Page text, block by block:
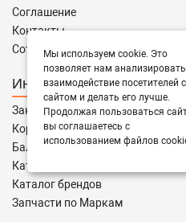
Соглашение
Контакты
Сотрудничество
Интернет магазин
Заказы
Корзина
Баланс
Каталог товаров
Каталог брендов
Запчасти по Маркам
Мы используем cookie. Это
позволяет нам анализировать
взаимодействие посетителей с
сайтом и делать его лучше.
Продолжая пользоваться
вы соглашаетесь с
использованием файлов